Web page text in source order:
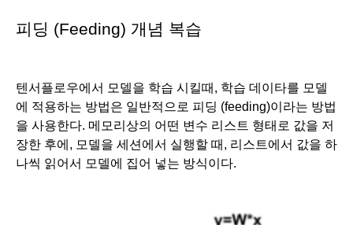
피딩 (Feeding) 개념 복습
텐서플로우에서 모델을 학습 시킬때, 학습 데이타를 모델
에 적용하는 방법은 일반적으로 피딩 (feeding)이라는 방법
을 사용한다. 메모리상의 어떤 변수 리스트 형태로 값을 저
장한 후에, 모델을 세션에서 실행할 때, 리스트에서 값을 하
나씩 읽어서 모델에 집어 넣는 방식이다.